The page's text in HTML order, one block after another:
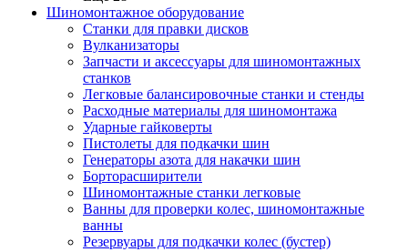
Шиномонтажное оборудование
Станки для правки дисков
Вулканизаторы
Запчасти и аксессуары для шиномонтажных
станков
Легковые балансировочные станки и стенды
Расходные материалы для шиномонтажа
Ударные гайковерты
Пистолеты для подкачки шин
Генераторы азота для накачки шин
Борторасширители
Шиномонтажные станки легковые
Ванны для проверки колес, шиномонтажные
ванны
Резервуары для подкачки колес (бустер)